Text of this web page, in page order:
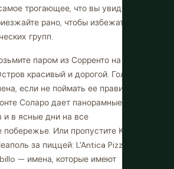
трогающее, что вы увидите за
рано, чтобы избежать
групп.
паром из Сорренто на Капри
красивый и дорогой. Голубая
если не поймать ее правильно.
Соларо дает панорамные виды
и в ясные дни на все
Или пропустите Капри
за пиццей: L'Antica Pizzeria
— имена, которые имеют